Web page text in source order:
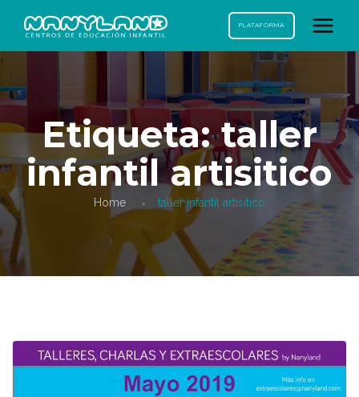
PLATAFORMA
Etiqueta:taller
infantil artisitico
Home taller infantil artisitico